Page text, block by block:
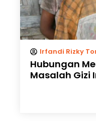
Irfandi Rizky
Hubungan
Masalah Gizi